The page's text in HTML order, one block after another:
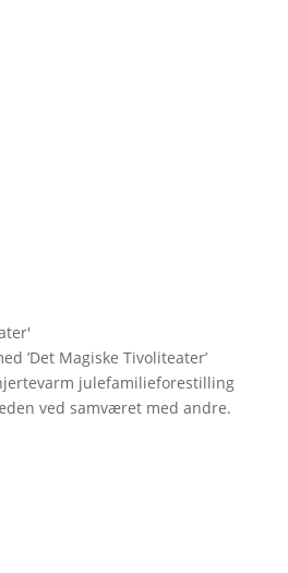
'
’Det Magiske Tivoliteater’
julefamilieforestilling
ved samværet med andre.